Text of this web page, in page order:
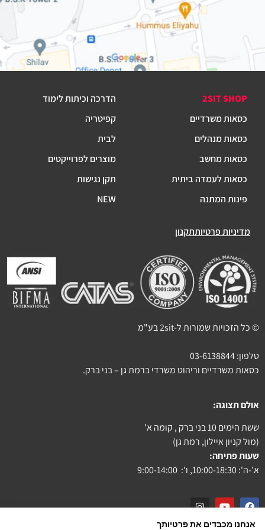
2SIT SHOP
כסאות משרדיים
כסאות מנהלים
כסאות מחשב
כסאות לעמדה ביתית
פינות המתנה
הדרכה וכיתות לימוד
קפיטריה
לבית
מוצרים לפרוייקטים
תקן נגישות
NEW
מדיניות פרטיותתקנון
© כל הזכויות שמורות ל-2sit בע"מ
טלפון:03-6138844
כסאות משרדיים וריהוט משרדי ברמת גן – בני ברק.
אולם תצוגה:
ששת הימים 10 בני ברק , קומה א'
(מול קניון איילון, רמת גן)
שעות פתיחה:
א'-ה': 10:00-18:30, ו': 9:00-14:00
אנחנו מכבדים את פרטיותך